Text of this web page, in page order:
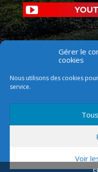
Gérer le
cookies
Nous utilisons des cookies
service.
Voir